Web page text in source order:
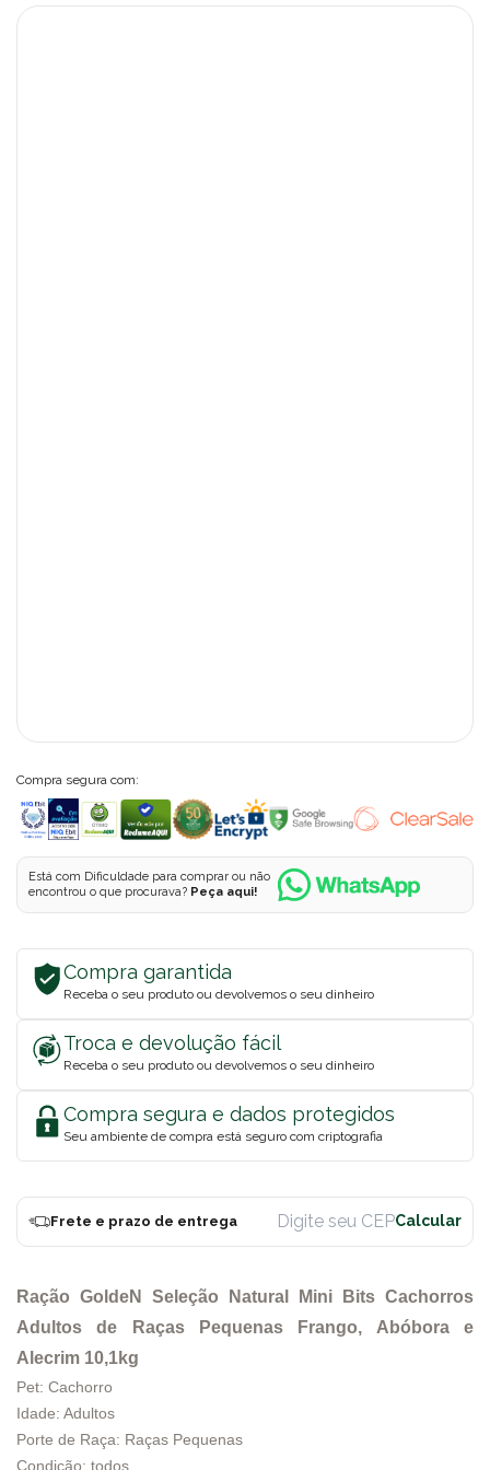
Compra segura com:
Está com Dificuldade para comprar ou não
encontrou o que procurava? Peça aqui!
Compra garantida
Receba o seu produto ou devolvemos o seu dinheiro
Troca e devolução fácil
Receba o seu produto ou devolvemos o seu dinheiro
Compra segura e dados protegidos
Seu ambiente de compra está seguro com criptografia
Frete e prazo de entrega
Ração GoldeN Seleção Natural Mini Bits Cachorros
Adultos de Raças Pequenas Frango, Abóbora e
Alecrim 10,1kg
Pet: Cachorro
Idade: Adultos
Porte de Raça: Raças Pequenas
Condição: todos